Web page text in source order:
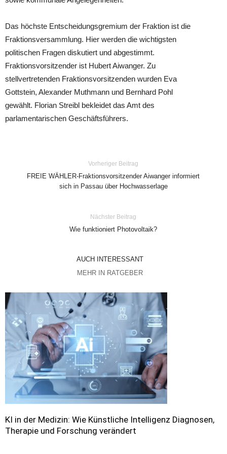
Das höchste Entscheidungsgremium der Fraktion ist die
Fraktionsversammlung. Hier werden die wichtigsten
politischen Fragen diskutiert und abgestimmt.
Fraktionsvorsitzender ist Hubert Aiwanger. Zu
stellvertretenden Fraktionsvorsitzenden wurden Eva
Gottstein, Alexander Muthmann und Bernhard Pohl
gewählt. Florian Streibl bekleidet das Amt des
parlamentarischen Geschäftsführers.
Vorheriger Beitrag
FREIE WÄHLER-Fraktionsvorsitzender Aiwanger informiert
sich in Passau über Hochwasserlage
Nächster Beitrag
Wie funktioniert Photovoltaik?
AUCH INTERESSANT
MEHR IN RATGEBER
KI in der Medizin: Wie Künstliche Intelligenz Diagnosen,
Therapie und Forschung verändert